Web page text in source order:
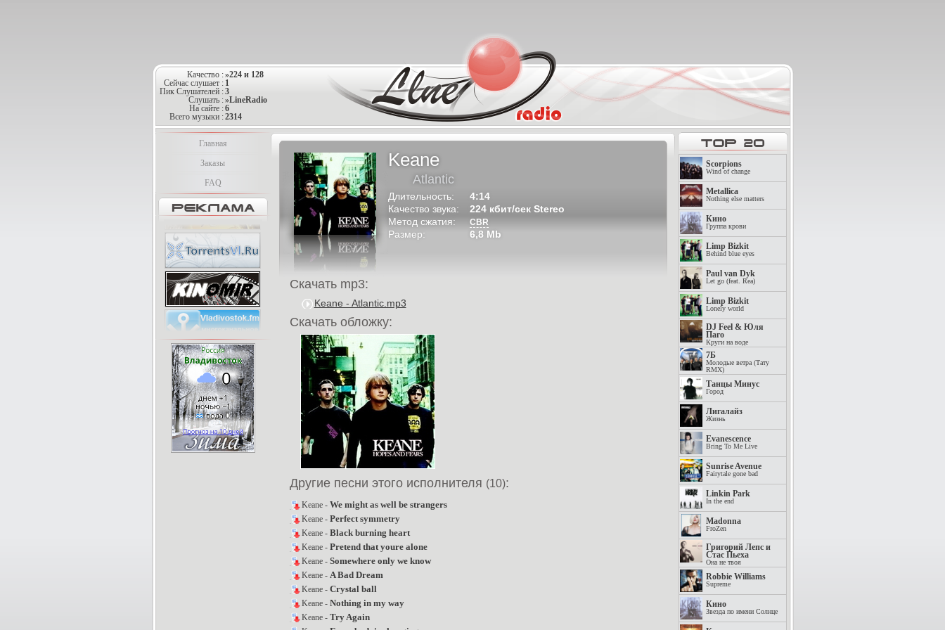
Качество :»224 и 128
Сейчас слушает : 1
Пик Слушателей :3
Слушать :»LineRadio
На сайте :6
Всего музыки :2314
Главная
Заказы
FAQ
Keane
Atlantic
Длительность:
4:14
Качество звука:
224 кбит/сек Stereo
Метод сжатия:
CBR
Размер: 6,8 Mb
Скачать mp3:
Keane - Atlantic.mp3
Скачать обложку:
Другие песни этого исполнителя (10):
Keane - We might as well be strangers
Keane - Perfect symmetry
Keane - Black burning heart
Keane - Pretend that youre alone
Keane - Somewhere only we know
Keane - A Bad Dream
Keane - Crystal ball
Keane - Nothing in my way
Keane - Try Again
Scorpions
Wind of change
Metallica
Nothing else matters
Кино
Группа крови
Limp Bizkit
Behind blue eyes
Paul van Dyk
Let go (feat. Rea)
Limp Bizkit
Lonely world
DJ Feel & Юля
Паго
Круги на воде
7Б
Молодые ветра (Тату
RMX)
Танцы Минус
Город
Лигалайз
Жизнь
Evanescence
Bring To Me Live
Sunrise Avenue
Fairytale gone bad
Linkin Park
In the end
Madonna
FroZen
Григорий Лепс и
Стас Пьеха
Она не твоя
Robbie Williams
Supreme
Кино
Звезда по имени Солнце